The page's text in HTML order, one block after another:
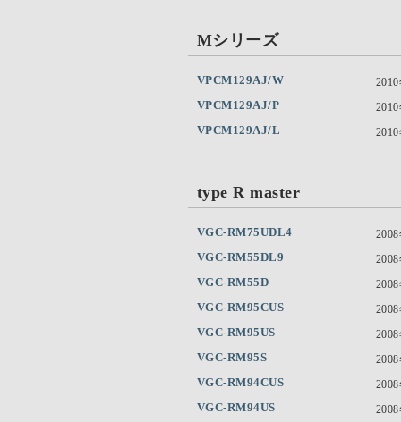
Mシリーズ
VPCM129AJ/W
VPCM129AJ/P
VPCM129AJ/L
type R master
VGC-RM75UDL4
VGC-RM55DL9
VGC-RM55D
VGC-RM95CUS
VGC-RM95US
VGC-RM95S
VGC-RM94CUS
VGC-RM94US